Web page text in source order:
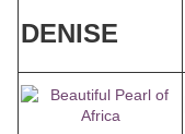
DENISE